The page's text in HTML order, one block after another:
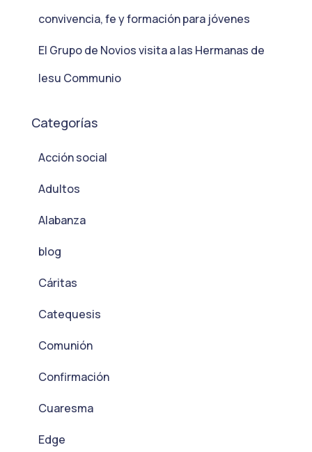
convivencia, fe y formación para jóvenes
El Grupo de Novios visita a las Hermanas de
Iesu Communio
Categorías
Acción social
Adultos
Alabanza
blog
Cáritas
Catequesis
Comunión
Confirmación
Cuaresma
Edge